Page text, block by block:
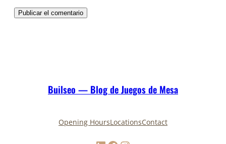
Builseo — Blog de Juegos de Mesa
Opening HoursLocationsContact